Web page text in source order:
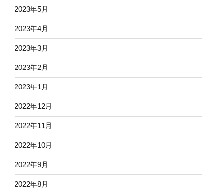
2023年5月
2023年4月
2023年3月
2023年2月
2023年1月
2022年12月
2022年11月
2022年10月
2022年9月
2022年8月